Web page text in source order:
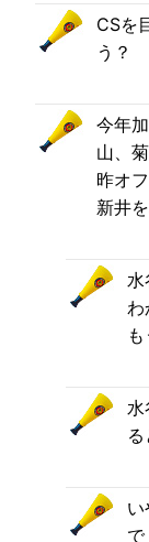
CSを
う？
今年
山、
昨オ
新井
水
わ
水
る
で